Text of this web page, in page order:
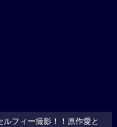
フィー撮影！！原作愛と